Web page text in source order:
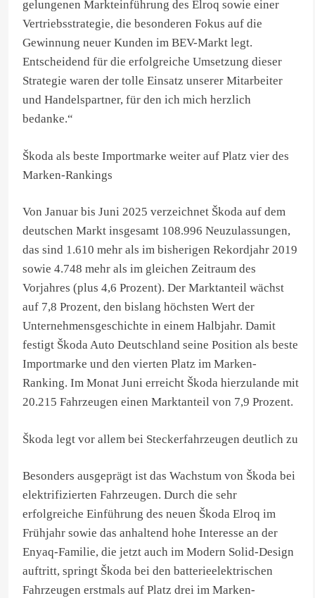
gelungenen Markteinführung des Elroq sowie einer
Vertriebsstrategie, die besonderen Fokus auf die
Gewinnung neuer Kunden im BEV-Markt legt.
Entscheidend für die erfolgreiche Umsetzung dieser
Strategie waren der tolle Einsatz unserer Mitarbeiter
und Handelspartner, für den ich mich herzlich
bedanke.“
Škoda als beste Importmarke weiter auf Platz vier des
Marken-Rankings
Von Januar bis Juni 2025 verzeichnet Škoda auf dem
deutschen Markt insgesamt 108.996 Neuzulassungen,
das sind 1.610 mehr als im bisherigen Rekordjahr 2019
sowie 4.748 mehr als im gleichen Zeitraum des
Vorjahres (plus 4,6 Prozent). Der Marktanteil wächst
auf 7,8 Prozent, den bislang höchsten Wert der
Unternehmensgeschichte in einem Halbjahr. Damit
festigt Škoda Auto Deutschland seine Position als beste
Importmarke und den vierten Platz im Marken-
Ranking. Im Monat Juni erreicht Škoda hierzulande mit
20.215 Fahrzeugen einen Marktanteil von 7,9 Prozent.
Škoda legt vor allem bei Steckerfahrzeugen deutlich zu
Besonders ausgeprägt ist das Wachstum von Škoda bei
elektrifizierten Fahrzeugen. Durch die sehr
erfolgreiche Einführung des neuen Škoda Elroq im
Frühjahr sowie das anhaltend hohe Interesse an der
Enyaq-Familie, die jetzt auch im Modern Solid-Design
auftritt, springt Škoda bei den batterieelektrischen
Fahrzeugen erstmals auf Platz drei im Marken-